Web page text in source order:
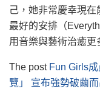
己，她非常慶幸現
最好的安排（
用音樂與藝術治癒更
The post Fun Girls
覽」 宣布強勢破繭